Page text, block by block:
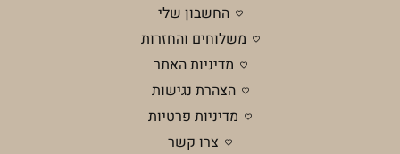
החשבון שלי
משלוחים והחזרות
מדיניות האתר
הצהרת נגישות
מדיניות פרטיות
צרו קשר